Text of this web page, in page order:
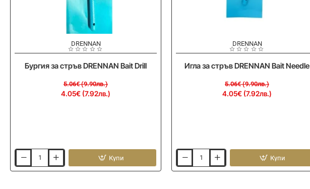
DRENNAN
Бургия за стръв DRENNAN Bait Drill
4.05€ (7.92лв.)
5.06€ (9.90лв.)
за
Купи
DRENNAN
Игла за стръв DRENNAN Bait Needle
4.05€ (7.92лв.)
5.06€ (9.90лв.)
за
Купи